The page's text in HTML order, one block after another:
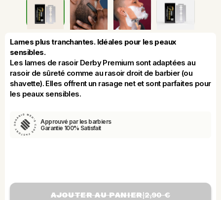
Lames plus tranchantes. Idéales pour les peaux
sensibles.
Les lames de rasoir Derby Premium sont adaptées au
rasoir de sûreté comme au rasoir droit de barbier (ou
shavette). Elles offrent un rasage net et sont parfaites pour
les peaux sensibles.
Approuvé par les barbiers
Garantie 100% Satisfait
AJOUTER AU PANIER|2,90 €